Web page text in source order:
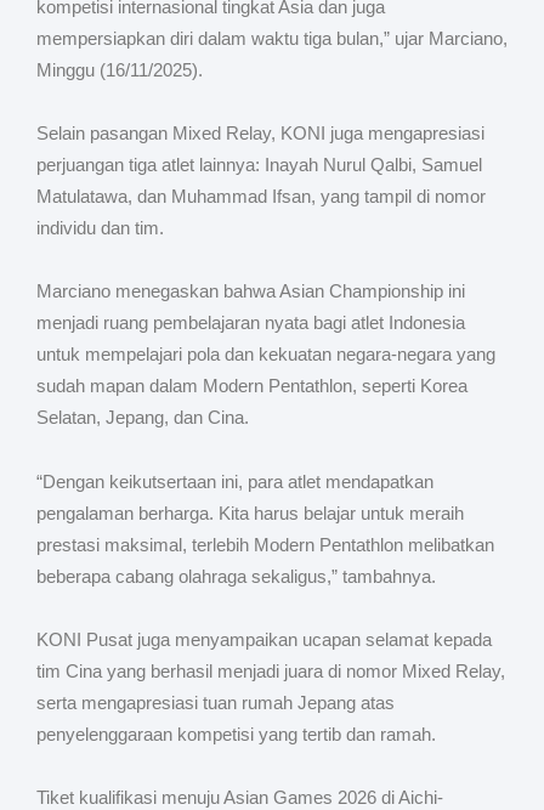
kompetisi internasional tingkat Asia dan juga
mempersiapkan diri dalam waktu tiga bulan,” ujar Marciano,
Minggu (16/11/2025).
​Selain pasangan Mixed Relay, KONI juga mengapresiasi
perjuangan tiga atlet lainnya: Inayah Nurul Qalbi, Samuel
Matulatawa, dan Muhammad Ifsan, yang tampil di nomor
individu dan tim.
​Marciano menegaskan bahwa Asian Championship ini
menjadi ruang pembelajaran nyata bagi atlet Indonesia
untuk mempelajari pola dan kekuatan negara-negara yang
sudah mapan dalam Modern Pentathlon, seperti Korea
Selatan, Jepang, dan Cina.
“Dengan keikutsertaan ini, para atlet mendapatkan
pengalaman berharga. Kita harus belajar untuk meraih
prestasi maksimal, terlebih Modern Pentathlon melibatkan
beberapa cabang olahraga sekaligus,” tambahnya.
​KONI Pusat juga menyampaikan ucapan selamat kepada
tim Cina yang berhasil menjadi juara di nomor Mixed Relay,
serta mengapresiasi tuan rumah Jepang atas
penyelenggaraan kompetisi yang tertib dan ramah.
Tiket kualifikasi menuju Asian Games 2026 di Aichi-